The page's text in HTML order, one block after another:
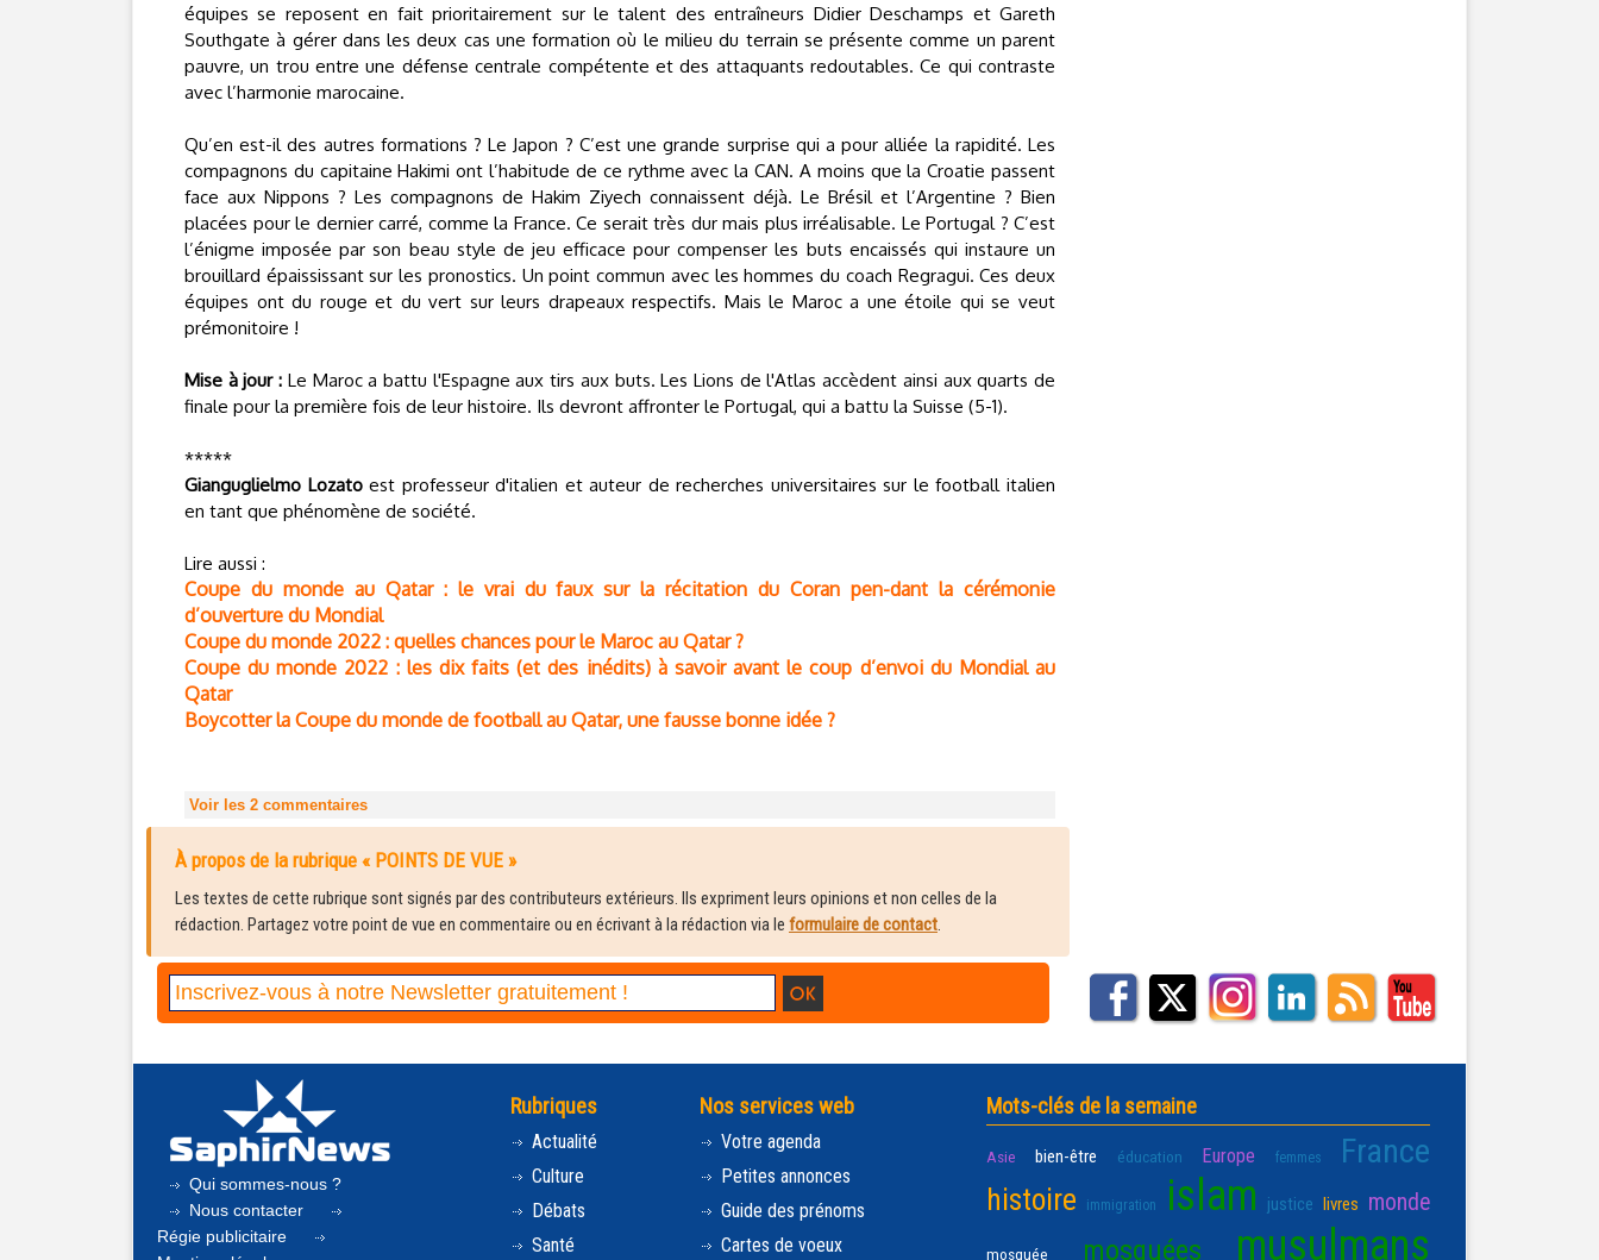
équipes se reposent en fait prioritairement sur le talent des entraîneurs Didier Deschamps et Gareth
Southgate à gérer dans les deux cas une formation où le milieu du terrain se présente comme un parent
pauvre, un trou entre une défense centrale compétente et des attaquants redoutables. Ce qui contraste
avec l’harmonie marocaine.
Qu’en est-il des autres formations ? Le Japon ? C’est une grande surprise qui a pour alliée la rapidité. Les
compagnons du capitaine Hakimi ont l’habitude de ce rythme avec la CAN. A moins que la Croatie passent
face aux Nippons ? Les compagnons de Hakim Ziyech connaissent déjà. Le Brésil et l’Argentine ? Bien
placées pour le dernier carré, comme la France. Ce serait très dur mais plus irréalisable. Le Portugal ? C’est
l’énigme imposée par son beau style de jeu efficace pour compenser les buts encaissés qui instaure un
brouillard épaississant sur les pronostics. Un point commun avec les hommes du coach Regragui. Ces deux
équipes ont du rouge et du vert sur leurs drapeaux respectifs. Mais le Maroc a une étoile qui se veut
prémonitoire !
Mise à jour : Le Maroc a battu l'Espagne aux tirs aux buts. Les Lions de l'Atlas accèdent ainsi aux quarts de
finale pour la première fois de leur histoire. Ils devront affronter le Portugal, qui a battu la Suisse (5-1).
*****
Gianguglielmo Lozatoest professeur d'italien et auteur de recherches universitaires sur le football italien
en tant que phénomène de société.
Lire aussi :
Coupe du monde au Qatar : le vrai du faux sur la récitation du Coran pen-dant la cérémonie
d’ouverture du Mondial
Coupe du monde 2022 : quelles chances pour le Maroc au Qatar ?
Coupe du monde 2022 : les dix faits (et des inédits) à savoir avant le coup d’envoi du Mondial au
Qatar
Boycotter la Coupe du monde de football au Qatar, une fausse bonne idée ?
Voir les 2 commentaires
À propos de la rubrique « POINTS DE VUE »
Les textes de cette rubrique sont signés par des contributeurs extérieurs. Ils expriment leurs opinions et non celles de la
rédaction. Partagez votre point de vue en commentaire ou en écrivant à la rédaction via le formulaire de contact.
Qui sommes-nous ?
Nous contacter
Régie publicitaire
Rubriques
Actualité
Culture
Débats
Santé
Nos services web
Votre agenda
Petites annonces
Guide des prénoms
Cartes de voeux
Mots-clés de la semaine
Asie bien-être éducation Europe femmes France
histoire immigration islam justice livres monde
mosquée mosquées musulmans